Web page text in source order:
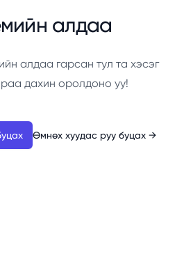
алдаа
алдаа гарсан тул та хэсэг
дахин оролдоно уу!
Өмнөх хуудас руу буцах →